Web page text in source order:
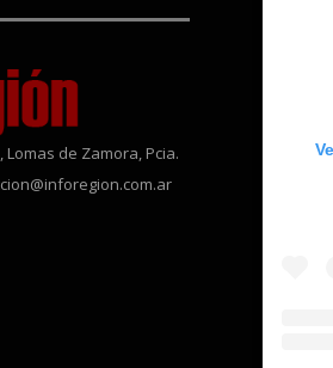
Lomas de Zamora, Pcia.